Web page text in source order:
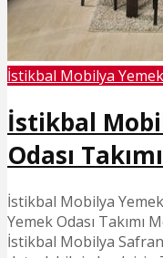
İstikbal Mobilya
İstikbal
Odası Takımı
İstikbal Mobilya
Yemek Odası
İstikbal Mobilya Safran